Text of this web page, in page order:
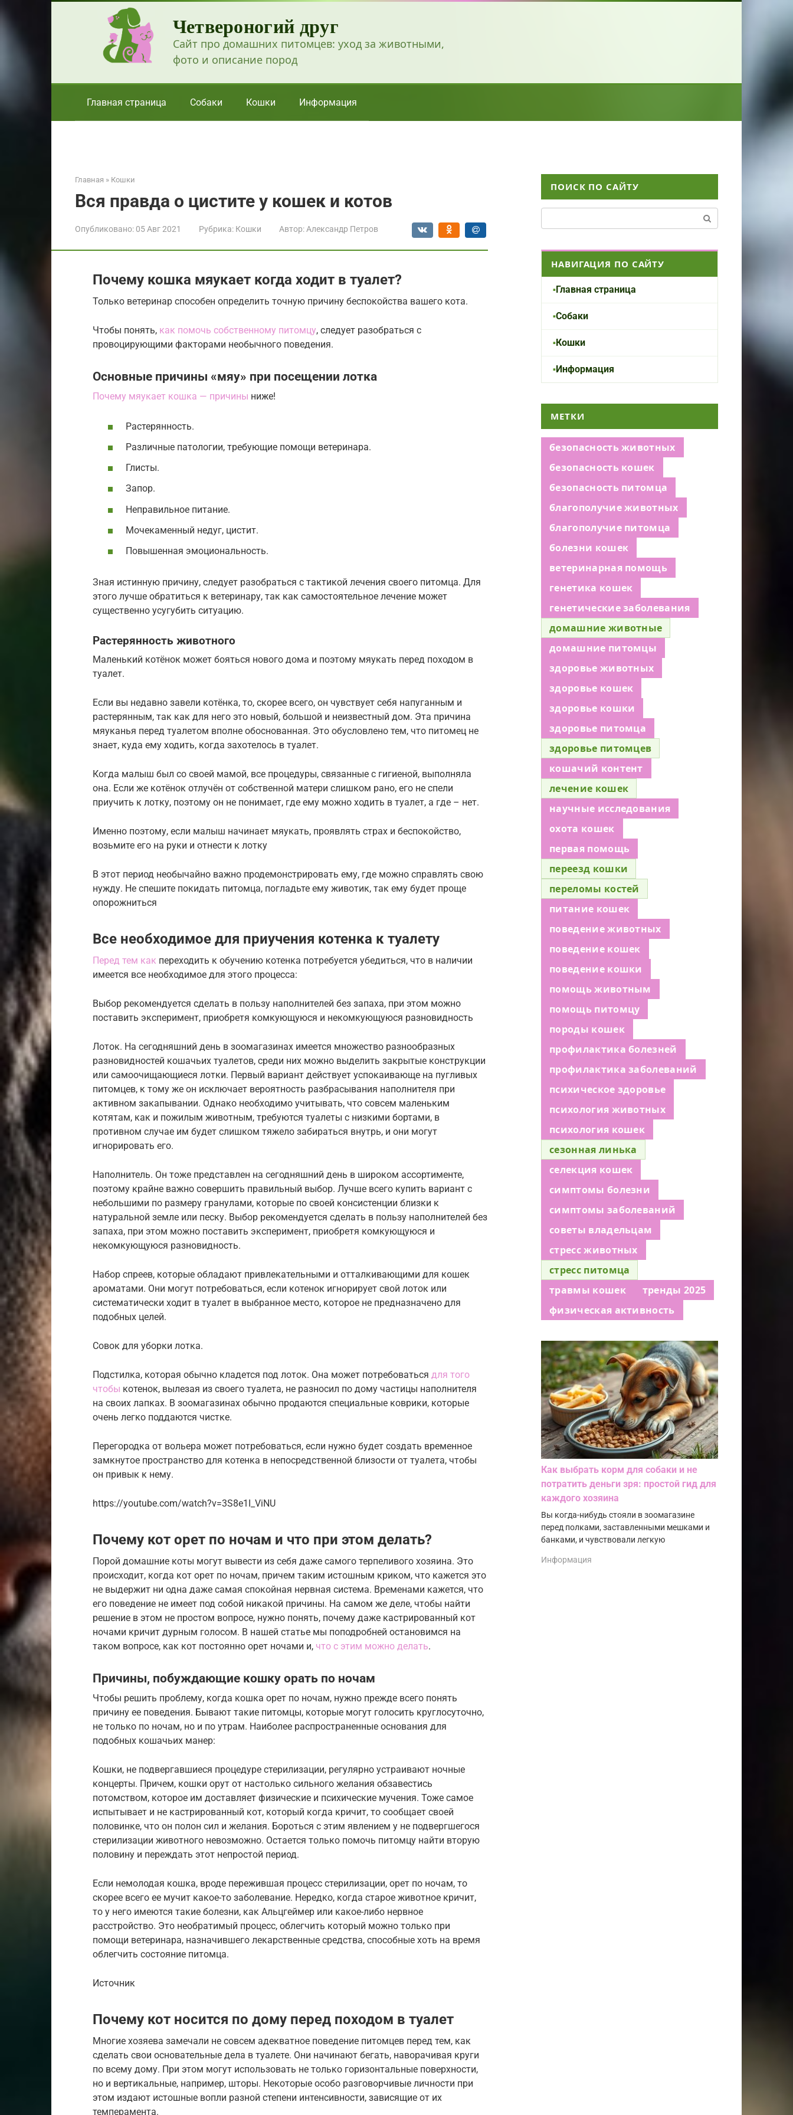
Четвероногий друг
Сайт про домашних питомцев: уход за животными,
фото и описание пород
Главная страница Собаки Кошки Информация
Главная » Кошки
Вся правда о цистите у кошек и котов
Опубликовано: 05 Авг 2021 Рубрика: Кошки Автор: Александр Петров
Почему кошка мяукает когда ходит в туалет?
Только ветеринар способен определить точную причину беспокойства вашего кота.
Чтобы понять, как помочь собственному питомцу, следует разобраться с
провоцирующими факторами необычного поведения.
Основные причины «мяу» при посещении лотка
Почему мяукает кошка — причины ниже!
Растерянность.
Различные патологии, требующие помощи ветеринара.
Глисты.
Запор.
Неправильное питание.
Мочекаменный недуг, цистит.
Повышенная эмоциональность.
Зная истинную причину, следует разобраться с тактикой лечения своего питомца. Для
этого лучше обратиться к ветеринару, так как самостоятельное лечение может
существенно усугубить ситуацию.
Растерянность животного
Маленький котёнок может бояться нового дома и поэтому мяукать перед походом в
туалет.
Если вы недавно завели котёнка, то, скорее всего, он чувствует себя напуганным и
растерянным, так как для него это новый, большой и неизвестный дом. Эта причина
мяуканья перед туалетом вполне обоснованная. Это обусловлено тем, что питомец не
знает, куда ему ходить, когда захотелось в туалет.
Когда малыш был со своей мамой, все процедуры, связанные с гигиеной, выполняла
она. Если же котёнок отлучён от собственной матери слишком рано, его не спели
приучить к лотку, поэтому он не понимает, где ему можно ходить в туалет, а где – нет.
Именно поэтому, если малыш начинает мяукать, проявлять страх и беспокойство,
возьмите его на руки и отнести к лотку
В этот период необычайно важно продемонстрировать ему, где можно справлять свою
нужду. Не спешите покидать питомца, погладьте ему животик, так ему будет проще
опорожниться
Все необходимое для приучения котенка к туалету
Перед тем как переходить к обучению котенка потребуется убедиться, что в наличии
имеется все необходимое для этого процесса:
Выбор рекомендуется сделать в пользу наполнителей без запаха, при этом можно
поставить эксперимент, приобретя комкующуюся и некомкующуюся разновидность
Лоток. На сегодняшний день в зоомагазинах имеется множество разнообразных
разновидностей кошачьих туалетов, среди них можно выделить закрытые конструкции
или самоочищающиеся лотки. Первый вариант действует успокаивающе на пугливых
питомцев, к тому же он исключает вероятность разбрасывания наполнителя при
активном закапывании. Однако необходимо учитывать, что совсем маленьким
котятам, как и пожилым животным, требуются туалеты с низкими бортами, в
противном случае им будет слишком тяжело забираться внутрь, и они могут
игнорировать его.
Наполнитель. Он тоже представлен на сегодняшний день в широком ассортименте,
поэтому крайне важно совершить правильный выбор. Лучше всего купить вариант с
небольшими по размеру гранулами, которые по своей консистенции близки к
натуральной земле или песку. Выбор рекомендуется сделать в пользу наполнителей без
запаха, при этом можно поставить эксперимент, приобретя комкующуюся и
некомкующуюся разновидность.
Набор спреев, которые обладают привлекательными и отталкивающими для кошек
ароматами. Они могут потребоваться, если котенок игнорирует свой лоток или
систематически ходит в туалет в выбранное место, которое не предназначено для
подобных целей.
Совок для уборки лотка.
Подстилка, которая обычно кладется под лоток. Она может потребоваться для того
чтобы котенок, вылезая из своего туалета, не разносил по дому частицы наполнителя
на своих лапках. В зоомагазинах обычно продаются специальные коврики, которые
очень легко поддаются чистке.
Перегородка от вольера может потребоваться, если нужно будет создать временное
замкнутое пространство для котенка в непосредственной близости от туалета, чтобы
он привык к нему.
https://youtube.com/watch?v=3S8e1I_ViNU
Почему кот орет по ночам и что при этом делать?
Порой домашние коты могут вывести из себя даже самого терпеливого хозяина. Это
происходит, когда кот орет по ночам, причем таким истошным криком, что кажется это
не выдержит ни одна даже самая спокойная нервная система. Временами кажется, что
его поведение не имеет под собой никакой причины. На самом же деле, чтобы найти
решение в этом не простом вопросе, нужно понять, почему даже кастрированный кот
ночами кричит дурным голосом. В нашей статье мы поподробней остановимся на
таком вопросе, как кот постоянно орет ночами и, что с этим можно делать.
Причины, побуждающие кошку орать по ночам
Чтобы решить проблему, когда кошка орет по ночам, нужно прежде всего понять
причину ее поведения. Бывают такие питомцы, которые могут голосить круглосуточно,
не только по ночам, но и по утрам. Наиболее распространенные основания для
подобных кошачьих манер:
Кошки, не подвергавшиеся процедуре стерилизации, регулярно устраивают ночные
концерты. Причем, кошки орут от настолько сильного желания обзавестись
потомством, которое им доставляет физические и психические мучения. Тоже самое
испытывает и не кастрированный кот, который когда кричит, то сообщает своей
половинке, что он полон сил и желания. Бороться с этим явлением у не подвергшегося
стерилизации животного невозможно. Остается только помочь питомцу найти вторую
половину и переждать этот непростой период.
Если немолодая кошка, вроде пережившая процесс стерилизации, орет по ночам, то
скорее всего ее мучит какое-то заболевание. Нередко, когда старое животное кричит,
то у него имеются такие болезни, как Альцгеймер или какое-либо нервное
расстройство. Это необратимый процесс, облегчить который можно только при
помощи ветеринара, назначившего лекарственные средства, способные хоть на время
облегчить состояние питомца.
Источник
Почему кот носится по дому перед походом в туалет
Многие хозяева замечали не совсем адекватное поведение питомцев перед тем, как
сделать свои основательные дела в туалете. Они начинают бегать, наворачивая круги
по всему дому. При этом могут использовать не только горизонтальные поверхности,
но и вертикальные, например, шторы. Некоторые особо разговорчивые личности при
этом издают истошные вопли разной степени интенсивности, зависящие от их
темперамента.
ПОИСК ПО САЙТУ
НАВИГАЦИЯ ПО САЙТУ
Главная страница
Собаки
Кошки
Информация
МЕТКИ
безопасность животных
безопасность кошек
безопасность питомца
благополучие животных
благополучие питомца
болезни кошек
ветеринарная помощь
генетика кошек
генетические заболевания
домашние животные
домашние питомцы
здоровье животных
здоровье кошек
здоровье кошки
здоровье питомца
здоровье питомцев
кошачий контент
лечение кошек
научные исследования
охота кошек
первая помощь
переезд кошки
переломы костей
питание кошек
поведение животных
поведение кошек
поведение кошки
помощь животным
помощь питомцу
породы кошек
профилактика болезней
профилактика заболеваний
психическое здоровье
психология животных
психология кошек
сезонная линька
селекция кошек
симптомы болезни
симптомы заболеваний
советы владельцам
стресс животных
стресс питомца
травмы кошек
тренды 2025
физическая активность
Как выбрать корм для собаки и не
потратить деньги зря: простой гид для
каждого хозяина
Вы когда-нибудь стояли в зоомагазине
перед полками, заставленными мешками и
банками, и чувствовали легкую
Информация